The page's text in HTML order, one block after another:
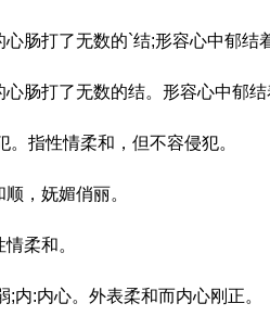
打了无数的`结;形容心中郁结着
打了无数的结。形容心中郁结
指性情柔和，但不容侵犯。
，妩媚俏丽。
柔和。
:内心。外表柔和而内心刚正。